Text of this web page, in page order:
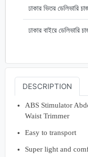
ঢাকার ভিতর ডেলিভারি
ঢাকার বাইরে ডেলিভারি
DESCRIPTION
ABS Stimulator
Waist Trimmer
Easy to transport
Super light and